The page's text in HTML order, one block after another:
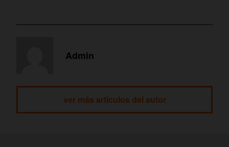
Admin
ver más artículos del autor